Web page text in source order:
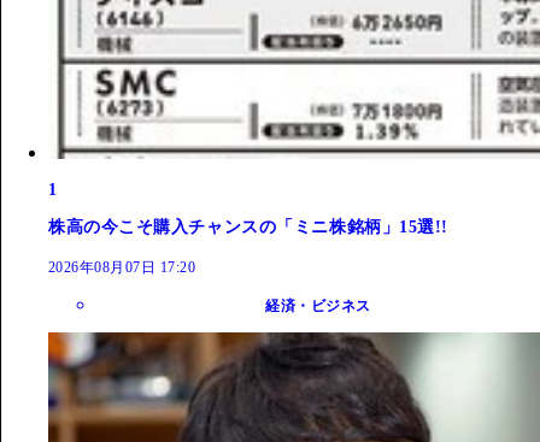
1
株高の今こそ購入チャンスの「ミニ株銘柄」15選!!
2026年08月07日 17:20
経済・ビジネス